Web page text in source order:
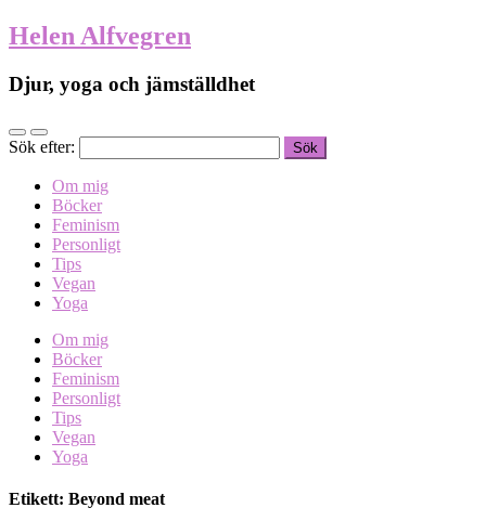
Helen Alfvegren
Djur, yoga och jämställdhet
Sök efter:
Om mig
Böcker
Feminism
Personligt
Tips
Vegan
Yoga
Om mig
Böcker
Feminism
Personligt
Tips
Vegan
Yoga
Etikett: Beyond meat